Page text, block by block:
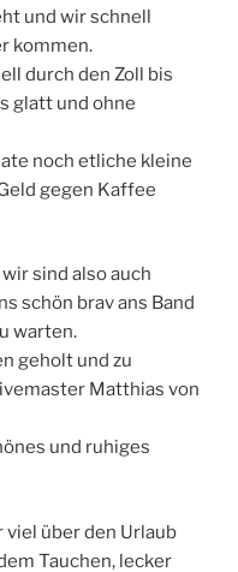
und wir schnell
kommen.
durch den Zoll bis
glatt und ohne
noch etliche kleine
gegen Kaffee
sind also auch
schön brav ans Band
warten.
geholt und zu
Matthias von
und ruhiges
über den Urlaub
Tauchen, lecker